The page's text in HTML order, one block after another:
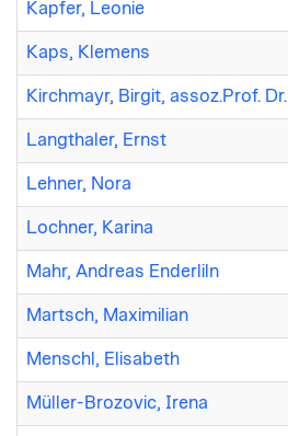
Kapfer, Leonie
Kaps, Klemens
Kirchmayr, Birgit, assoz.Prof. Dr.
Langthaler, Ernst
Lehner, Nora
Lochner, Karina
Mahr, Andreas Enderliln
Martsch, Maximilian
Menschl, Elisabeth
Müller-Brozovic, Irena